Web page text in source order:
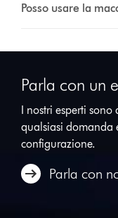
Posso usare la
Parla con un
I nostri esperti
qualsiasi domanda
configurazione.
Parla con